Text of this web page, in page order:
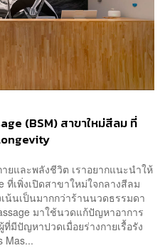
(BSM) สาขาใหม่สีลม ที่
ยและพลังชีวิต เราอยากแนะนำให้
ที่เพิ่งเปิดสาขาใหม่ใจกลางสีลม
น้นเป็นมากกว่าร้านนวดธรรมดา
มาใช้นวดแก้ปัญหาอาการ
มีปัญหาปวดเมื่อยร่างกายเรื้อรัง
Mas...